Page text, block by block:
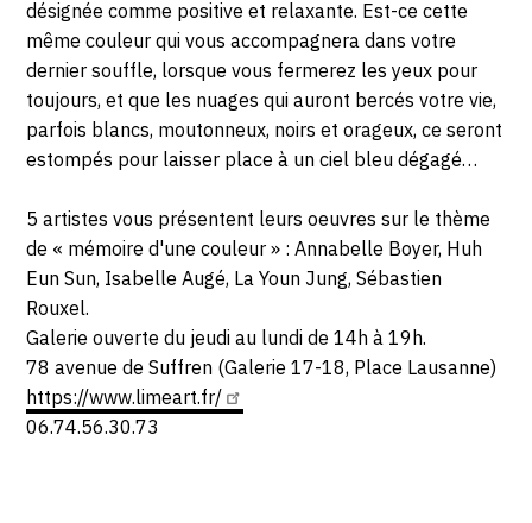
2019
désignée comme positive et relaxante. Est-ce cette
même couleur qui vous accompagnera dans votre
dernier souffle, lorsque vous fermerez les yeux pour
toujours, et que les nuages qui auront bercés votre vie,
parfois blancs, moutonneux, noirs et orageux, ce seront
estompés pour laisser place à un ciel bleu dégagé…
5 artistes vous présentent leurs oeuvres sur le thème
de « mémoire d'une couleur » : Annabelle Boyer, Huh
Eun Sun, Isabelle Augé, La Youn Jung, Sébastien
Rouxel.
Galerie ouverte du jeudi au lundi de 14h à 19h.
78 avenue de Suffren (Galerie 17-18, Place Lausanne)
https://www.limeart.fr/
06.74.56.30.73